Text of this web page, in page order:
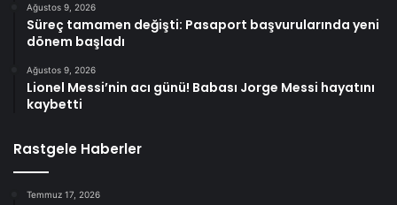
Ağustos 9, 2026
Süreç tamamen değişti: Pasaport başvurularında yeni
dönem başladı
Ağustos 9, 2026
Lionel Messi’nin acı günü! Babası Jorge Messi hayatını
kaybetti
Rastgele Haberler
Temmuz 17, 2026